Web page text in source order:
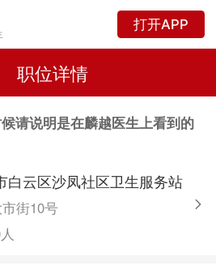
打开APP
职位详情
候请说明是在麟越医生上看到的
白云区沙凤社区卫生服务站
街10号